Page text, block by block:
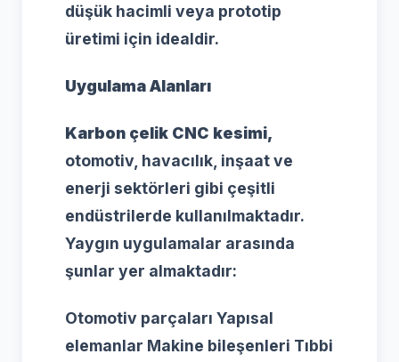
düşük hacimli veya prototip
üretimi için idealdir.
Uygulama Alanları
Karbon çelik CNC kesimi,
otomotiv, havacılık, inşaat ve
enerji sektörleri gibi çeşitli
endüstrilerde kullanılmaktadır.
Yaygın uygulamalar arasında
şunlar yer almaktadır:
Otomotiv parçaları Yapısal
elemanlar Makine bileşenleri Tıbbi